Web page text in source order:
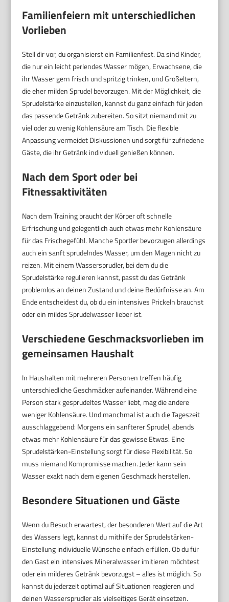
Familienfeiern mit unterschiedlichen
Vorlieben
Stell dir vor, du organisierst ein Familienfest. Da sind Kinder,
die nur ein leicht perlendes Wasser mögen, Erwachsene, die
ihr Wasser gern frisch und spritzig trinken, und Großeltern,
die eher milden Sprudel bevorzugen. Mit der Möglichkeit, die
Sprudelstärke einzustellen, kannst du ganz einfach für jeden
das passende Getränk zubereiten. So sitzt niemand mit zu
viel oder zu wenig Kohlensäure am Tisch. Die flexible
Anpassung vermeidet Diskussionen und sorgt für zufriedene
Gäste, die ihr Getränk individuell genießen können.
Nach dem Sport oder bei
Fitnessaktivitäten
Nach dem Training braucht der Körper oft schnelle
Erfrischung und gelegentlich auch etwas mehr Kohlensäure
für das Frischegefühl. Manche Sportler bevorzugen allerdings
auch ein sanft sprudelndes Wasser, um den Magen nicht zu
reizen. Mit einem Wassersprudler, bei dem du die
Sprudelstärke regulieren kannst, passt du das Getränk
problemlos an deinen Zustand und deine Bedürfnisse an. Am
Ende entscheidest du, ob du ein intensives Prickeln brauchst
oder ein mildes Sprudelwasser lieber ist.
Verschiedene Geschmacksvorlieben im
gemeinsamen Haushalt
In Haushalten mit mehreren Personen treffen häufig
unterschiedliche Geschmäcker aufeinander. Während eine
Person stark gesprudeltes Wasser liebt, mag die andere
weniger Kohlensäure. Und manchmal ist auch die Tageszeit
ausschlaggebend: Morgens ein sanfterer Sprudel, abends
etwas mehr Kohlensäure für das gewisse Etwas. Eine
Sprudelstärken-Einstellung sorgt für diese Flexibilität. So
muss niemand Kompromisse machen. Jeder kann sein
Wasser exakt nach dem eigenen Geschmack herstellen.
Besondere Situationen und Gäste
Wenn du Besuch erwartest, der besonderen Wert auf die Art
des Wassers legt, kannst du mithilfe der Sprudelstärken-
Einstellung individuelle Wünsche einfach erfüllen. Ob du für
den Gast ein intensives Mineralwasser imitieren möchtest
oder ein milderes Getränk bevorzugst – alles ist möglich. So
kannst du jederzeit optimal auf Situationen reagieren und
deinen Wassersprudler als vielseitiges Gerät einsetzen.